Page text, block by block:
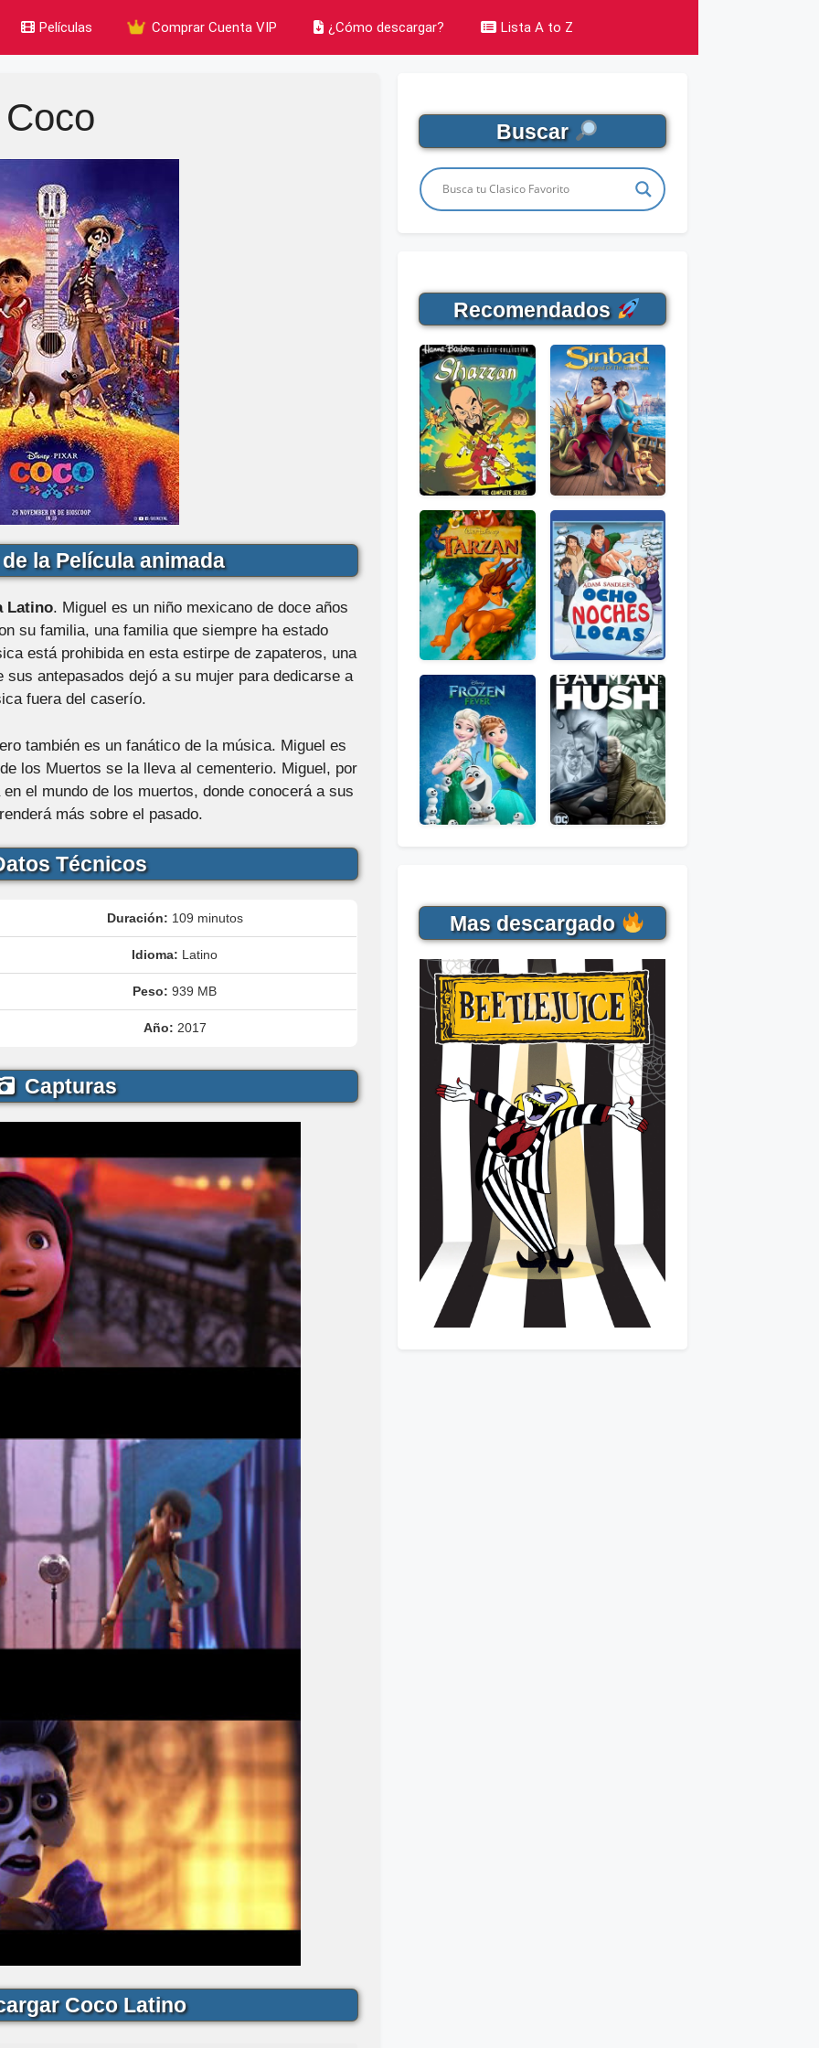
Películas Comprar Cuenta VIP ¿Cómo descargar? Lista A to Z
Coco
la Película animada
Latino. Miguel es un niño mexicano de doce años
su familia, una familia que siempre ha estado
está prohibida en esta estirpe de zapateros, una
sus antepasados dejó a su mujer para dedicarse a
fuera del caserío.
también es un fanático de la música. Miguel es
los Muertos se la lleva al cementerio. Miguel, por
el mundo de los muertos, donde conocerá a sus
más sobre el pasado.
Técnicos
Duración: 109 minutos
Idioma: Latino
Peso: 939 MB
Año: 2017
Capturas
Coco Latino
Buscar
Recomendados
Mas descargado